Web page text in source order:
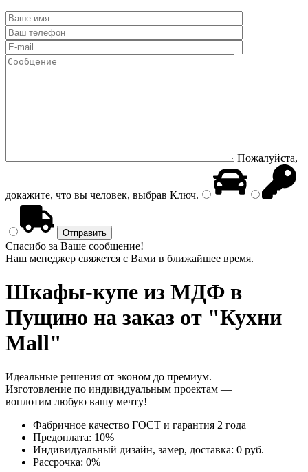
Пожалуйста,
докажите, что вы человек, выбрав Ключ.
Спасибо за Ваше сообщение!
Наш менеджер свяжется с Вами в ближайшее время.
Шкафы-купе из МДФ в
Пущино на заказ от "Кухни
Mall"
Идеальные решения от эконом до премиум.
Изготовление по индивидуальным проектам —
воплотим любую вашу мечту!
Фабричное качество ГОСТ и гарантия 2 года
Предоплата: 10%
Индивидуальный дизайн, замер, доставка: 0 руб.
Рассрочка: 0%